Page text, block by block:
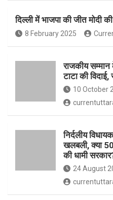
ce
b
o
o
at
s
A
p
p
दिल्ली में भाजपा की जीत मोदी
8 February 2025
राजकीय
टाटा की
10 October
निर्दलीय
खलबली, क्‍या
की धामी
24 August